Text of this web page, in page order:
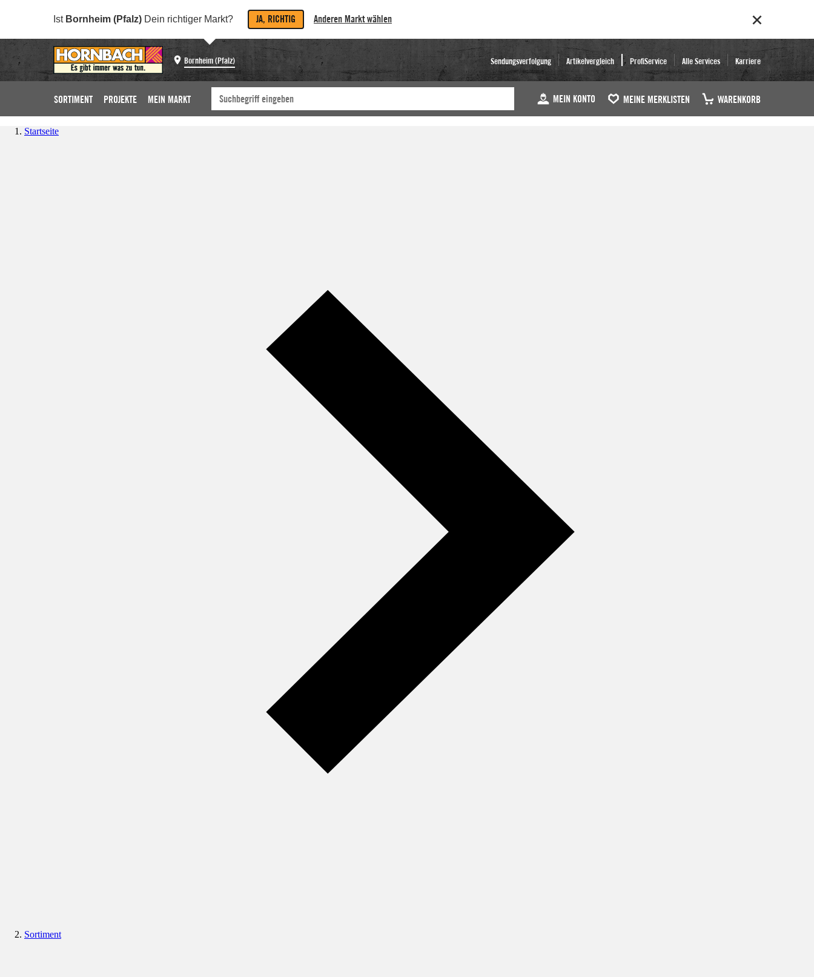
Ist Bornheim (Pfalz) Dein richtiger Markt? JA, RICHTIG Anderen Markt wählen
Bornheim (Pfalz) Sendungsverfolgung Artikelvergleich ProfiService Alle Services Karriere
SORTIMENT PROJEKTE MEIN MARKT MEIN KONTO MEINE MERKLISTEN WARENKORB
Startseite
Sortiment